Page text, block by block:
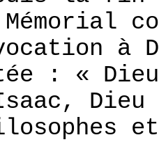
à
: « Dieu
Dieu